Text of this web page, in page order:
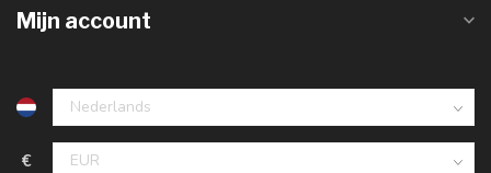
Mijn account
€